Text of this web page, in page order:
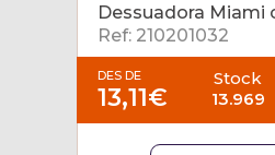
Dessuadora Miami
Ref: 210201032
DES DE
13,11€
Stock
13.969